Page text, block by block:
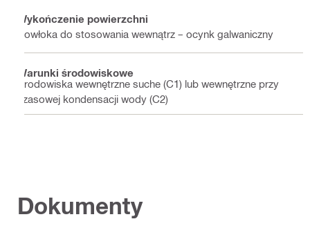
Wykończenie powierzchni
Powłoka do stosowania wewnątrz – ocynk galwaniczny
Warunki środowiskowe
Środowiska wewnętrzne suche (C1) lub wewnętrzne przy
czasowej kondensacji wody (C2)
Dokumenty